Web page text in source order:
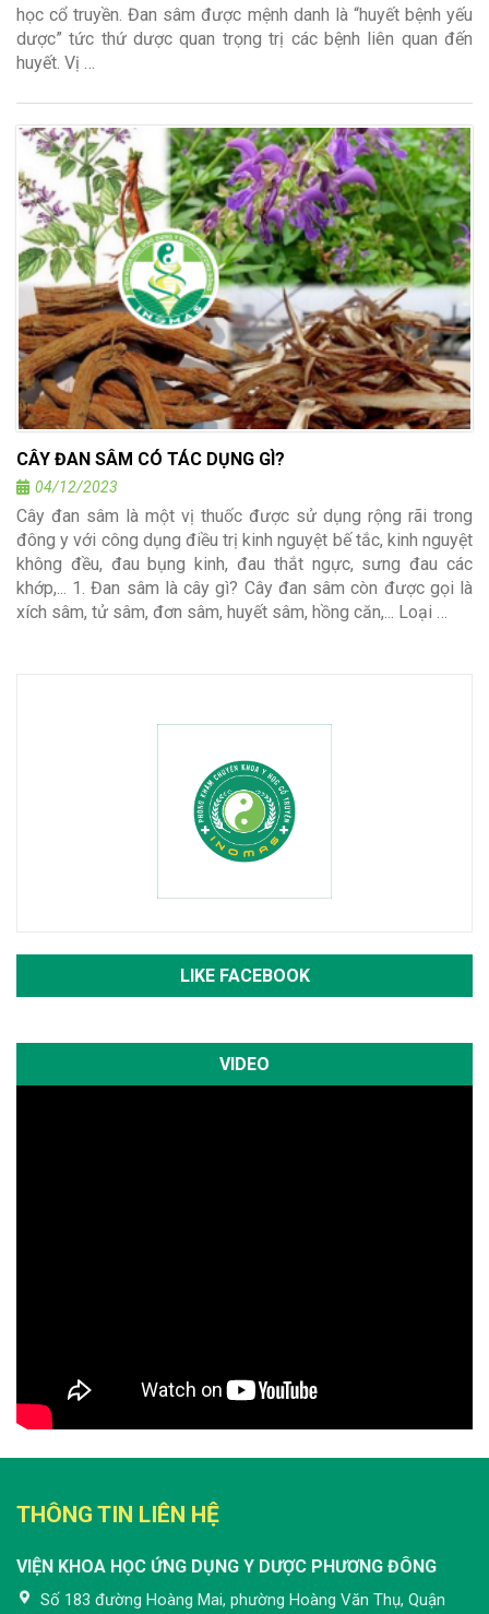
học cổ truyền. Đan sâm được mệnh danh là “huyết bệnh yếu
dược” tức thứ dược quan trọng trị các bệnh liên quan đến
huyết. Vị …
CÂY ĐAN SÂM CÓ TÁC DỤNG GÌ?
04/12/2023
Cây đan sâm là một vị thuốc được sử dụng rộng rãi trong
đông y với công dụng điều trị kinh nguyệt bế tắc, kinh nguyệt
không đều, đau bụng kinh, đau thắt ngực, sưng đau các
khớp,... 1. Đan sâm là cây gì? Cây đan sâm còn được gọi là
xích sâm, tử sâm, đơn sâm, huyết sâm, hồng căn,... Loại …
LIKE FACEBOOK
VIDEO
THÔNG TIN LIÊN HỆ
VIỆN KHOA HỌC ỨNG DỤNG Y DƯỢC PHƯƠNG ĐÔNG
Số 183 đường Hoàng Mai, phường Hoàng Văn Thụ, Quận